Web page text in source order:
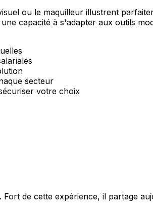
ou le maquilleur illustrent
capacité à s'adapter aux outils
secteur
votre choix
de cette expérience, il partage